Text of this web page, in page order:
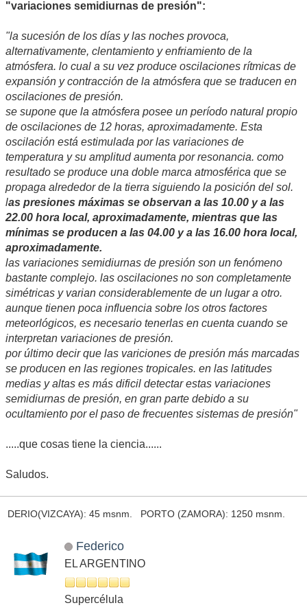
"variaciones semidiurnas de presión":
"la sucesión de los días y las noches provoca,
alternativamente, clentamiento y enfriamiento de la
atmósfera. lo cual a su vez produce oscilaciones rítmicas de
expansión y contracción de la atmósfera que se traducen en
oscilaciones de presión.
se supone que la atmósfera posee un período natural propio
de oscilaciones de 12 horas, aproximadamente. Esta
oscilación está estimulada por las variaciones de
temperatura y su amplitud aumenta por resonancia. como
resultado se produce una doble marca atmosférica que se
propaga alrededor de la tierra siguiendo la posición del sol.
las presiones máximas se observan a las 10.00 y a las
22.00 hora local, aproximadamente, mientras que las
mínimas se producen a las 04.00 y a las 16.00 hora local,
aproximadamente.
las variaciones semidiurnas de presión son un fenómeno
bastante complejo. las oscilaciones no son completamente
simétricas y varian considerablemente de un lugar a otro.
aunque tienen poca influencia sobre los otros factores
meteorlógicos, es necesario tenerlas en cuenta cuando se
interpretan variaciones de presión.
por último decir que las variciones de presión más marcadas
se producen en las regiones tropicales. en las latitudes
medias y altas es más dificil detectar estas variaciones
semidiurnas de presión, en gran parte debido a su
ocultamiento por el paso de frecuentes sistemas de presión"
.....que cosas tiene la ciencia......
Saludos.
DERIO(VIZCAYA): 45 msnm. PORTO (ZAMORA): 1250 msnm.
Federico
EL ARGENTINO
Supercélula